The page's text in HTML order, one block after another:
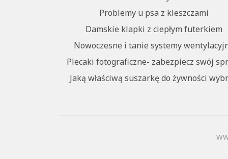
Problemy u psa z kleszczami
Damskie klapki z ciepłym futerkiem
Nowoczesne i tanie systemy
Plecaki fotograficzne- zabezpiecz swój
Jaką właściwą suszarkę do żywności